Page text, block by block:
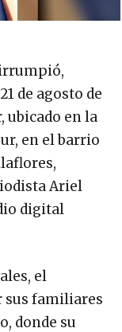
de agosto de
ubicado en la
en el barrio
Ariel
digital
el
sus familiares
donde su